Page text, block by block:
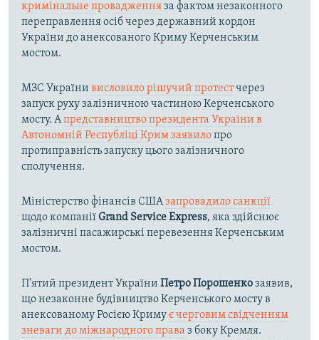
кримінальне провадженняза фактом незаконного
переправлення осіб через державний кордон
України до анексованого Криму Керченським
мостом.
МЗС України висловило рішучий протестчерез
запуск руху залізничною частиною Керченського
мосту. Апредставництво президента України в
Автономній Республіці Крим заявилопро
протиправність запуску цього залізничного
сполучення.
Міністерство фінансів СШАзапровадило санкції
щодо компаніїGrand Service Express, яка здійснює
залізничні пасажирські перевезення Керченським
мостом.
П'ятий президент України Петро Порошенкозаявив,
що незаконне будівництво Керченського мосту в
анексованому Росією Кримує черговим свідченням
зневаги до міжнародного права з боку Кремля.